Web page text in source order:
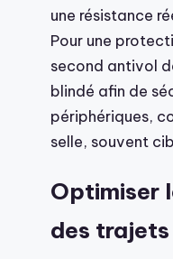
une résistance
Pour une
second antivol
blindé afin de
périphériques,
selle, souvent
Optimiser
des